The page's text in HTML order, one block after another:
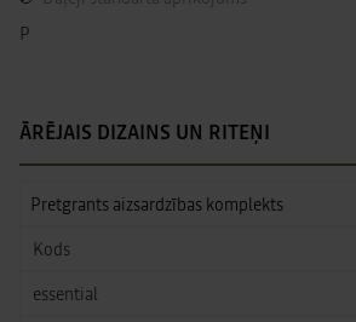
P
ĀRĒJAIS DIZAINS UN RITEŅI
Pretgrants aizsardzības komplekts